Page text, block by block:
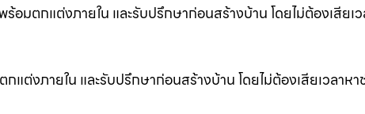
อมตกแต่งภายใน และรับปรึกษาก่อนสร้างบ้าน โดยไม่ต้องเสียเว
งภายใน และรับปรึกษาก่อนสร้างบ้าน โดยไม่ต้องเสียเวลาหา